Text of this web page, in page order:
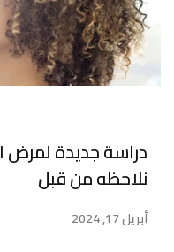
دراسة جديدة
نلاحظه من قبل
أبريل 17, 2024